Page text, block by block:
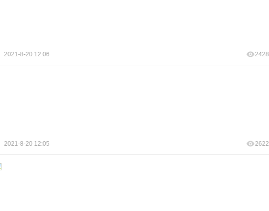
2021-8-20 12:06 2428
2021-8-20 12:05 2622